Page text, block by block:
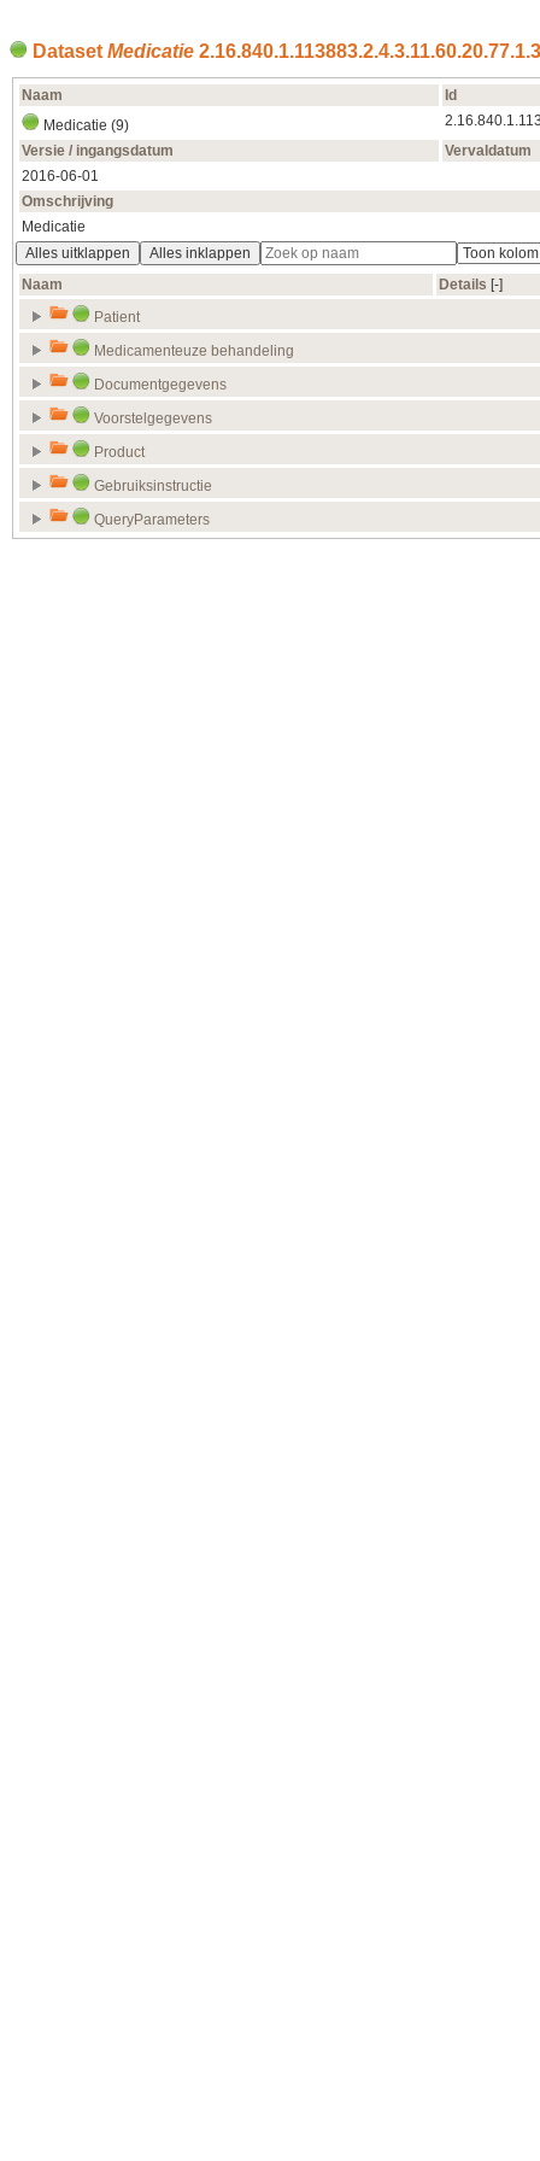
Dataset Medicatie 2.16.840.1.113883.2.4.3.11.60.20.77.1.3
Naam
Id
Medicatie (9)
Versie / ingangsdatum
Vervaldatum
2016‑06‑01
Omschrijving
Medicatie
Alles uitklappen
Alles inklappen
Naam
Details [‑]
Patient
Medicamenteuze behandeling
Documentgegevens
Voorstelgegevens
Product
Gebruiksinstructie
QueryParameters